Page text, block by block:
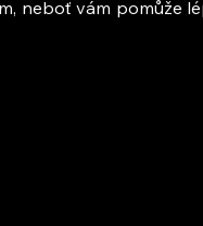
neboť vám pomůže